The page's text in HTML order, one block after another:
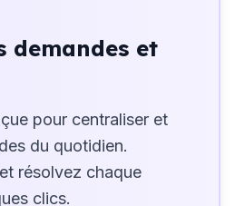
demandes et
pour centraliser et
du quotidien.
résolvez chaque
clics.